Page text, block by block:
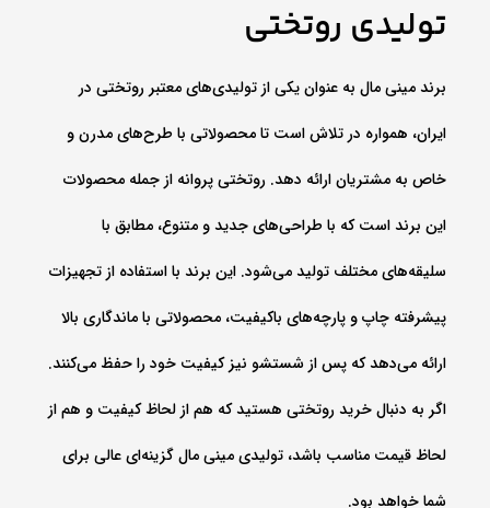
تولیدی روتختی
برند مینی مال به عنوان یکی از تولیدی‌های معتبر روتختی در
ایران، همواره در تلاش است تا محصولاتی با طرح‌های مدرن و
خاص به مشتریان ارائه دهد. روتختی پروانه از جمله محصولات
این برند است که با طراحی‌های جدید و متنوع، مطابق با
سلیقه‌های مختلف تولید می‌شود. این برند با استفاده از تجهیزات
پیشرفته چاپ و پارچه‌های باکیفیت، محصولاتی با ماندگاری بالا
ارائه می‌دهد که پس از شستشو نیز کیفیت خود را حفظ می‌کنند.
اگر به دنبال خرید روتختی هستید که هم از لحاظ کیفیت و هم از
لحاظ قیمت مناسب باشد، تولیدی مینی مال گزینه‌ای عالی برای
شما خواهد بود.